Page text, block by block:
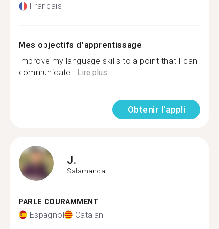
Français
Mes objectifs d'apprentissage
Improve my language skills to a point that I can
communicate...Lire plus
Obtenir l'appli
J.
Salamanca
PARLE COURAMMENT
Espagnol Catalan